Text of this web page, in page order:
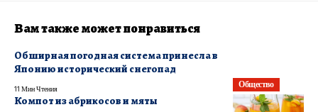
Вам также может понравиться
Общество
Обширная погодная система принесла в
Японию исторический снегопад
11 Мин Чтения
Компот из абрикосов и мяты